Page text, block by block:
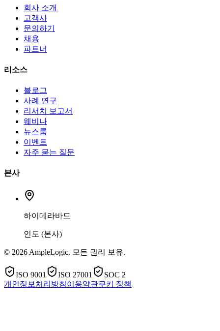
회사 소개
고객사
문의하기
채용
파트너
리소스
블로그
사례 연구
리서치 보고서
웨비나
뉴스룸
이벤트
자주 묻는 질문
본사
하이데라바드
인도 (본사)
© 2026 AmpleLogic. 모든 권리 보유.
ISO 9001 ISO 27001
SOC 2
개인정보처리방침이용약관쿠키 정책